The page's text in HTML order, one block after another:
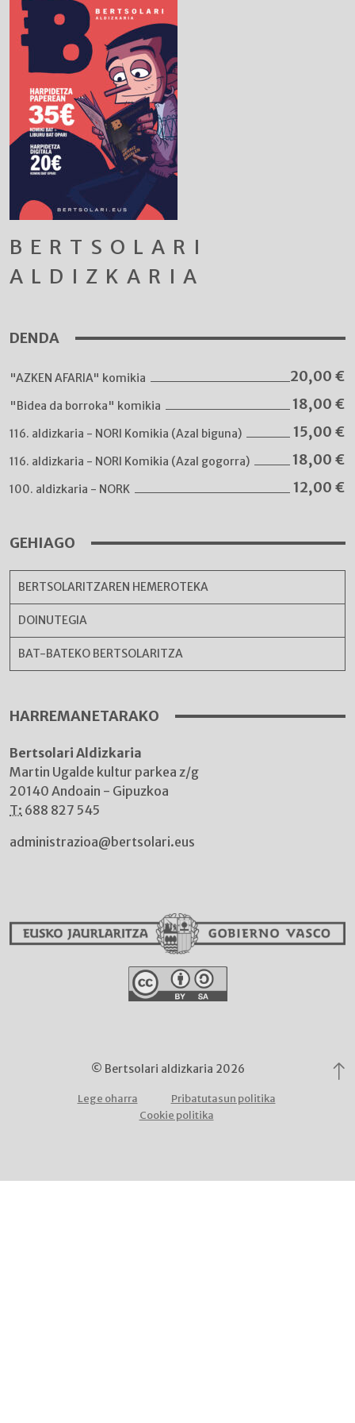
BERTSOLARI
ALDIZKARIA
DENDA
"AZKEN AFARIA" komikia 20,00 €
"Bidea da borroka" komikia 18,00 €
116. aldizkaria - NORI Komikia (Azal biguna) 15,00 €
116. aldizkaria - NORI Komikia (Azal gogorra) 18,00 €
100. aldizkaria - NORK 12,00 €
GEHIAGO
BERTSOLARITZAREN HEMEROTEKA
DOINUTEGIA
BAT-BATEKO BERTSOLARITZA
HARREMANETARAKO
Bertsolari Aldizkaria
Martin Ugalde kultur parkea z/g
20140 Andoain - Gipuzkoa
T: 688 827 545
administrazioa@bertsolari.eus
© Bertsolari aldizkaria 2026
Lege oharra
Pribatutasun politika
Cookie politika